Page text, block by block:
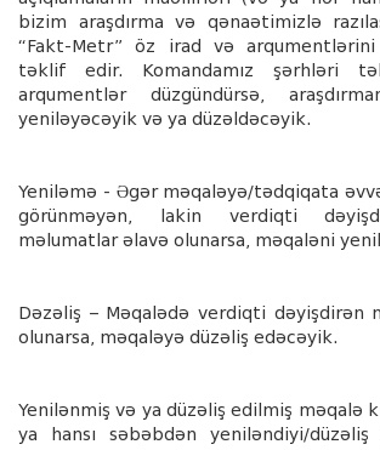
bizim araşdırma və qənaətimizlə
“Fakt-Metr” öz irad və
təklif edir. Komandamız şərhləri
arqumentlər düzgündürsə,
yeniləyəcəyik və ya düzəldəcəyik.
Yeniləmə - Əgər məqaləyə/tədqiqata
görünməyən, lakin verdiqti
məlumatlar əlavə olunarsa, məqaləni
Dəzəliş – Məqalədə verdiqti dəyişdirən
olunarsa, məqaləyə düzəliş edəcəyik.
Yenil ənmiş və ya düzə liş edilmiş məqal ə
ya hansı sə bə bdən yenil əndiyi/düzə liş